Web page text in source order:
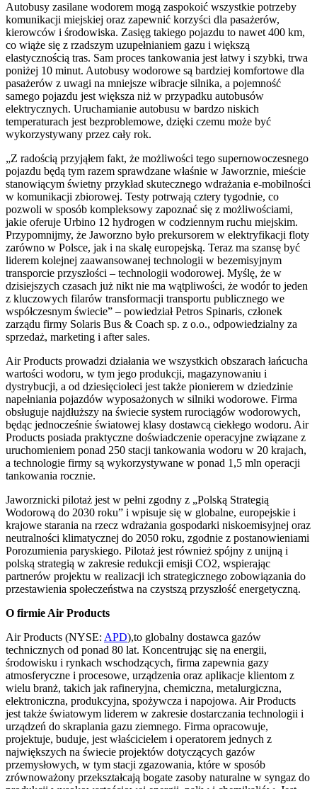
Autobusy zasilane wodorem mogą zaspokoić wszystkie potrzeby
komunikacji miejskiej oraz zapewnić korzyści dla pasażerów,
kierowców i środowiska. Zasięg takiego pojazdu to nawet 400 km,
co wiąże się z rzadszym uzupełnianiem gazu i większą
elastycznością tras. Sam proces tankowania jest łatwy i szybki, trwa
poniżej 10 minut. Autobusy wodorowe są bardziej komfortowe dla
pasażerów z uwagi na mniejsze wibracje silnika, a pojemność
samego pojazdu jest większa niż w przypadku autobusów
elektrycznych. Uruchamianie autobusu w bardzo niskich
temperaturach jest bezproblemowe, dzięki czemu może być
wykorzystywany przez cały rok.
„Z radością przyjąłem fakt, że możliwości tego supernowoczesnego
pojazdu będą tym razem sprawdzane właśnie w Jaworznie, mieście
stanowiącym świetny przykład skutecznego wdrażania e-mobilności
w komunikacji zbiorowej. Testy potrwają cztery tygodnie, co
pozwoli w sposób kompleksowy zapoznać się z możliwościami,
jakie oferuje Urbino 12 hydrogen w codziennym ruchu miejskim.
Przypomnijmy, że Jaworzno było prekursorem w elektryfikacji floty
zarówno w Polsce, jak i na skalę europejską. Teraz ma szansę być
liderem kolejnej zaawansowanej technologii w bezemisyjnym
transporcie przyszłości – technologii wodorowej. Myślę, że w
dzisiejszych czasach już nikt nie ma wątpliwości, że wodór to jeden
z kluczowych filarów transformacji transportu publicznego we
współczesnym świecie” – powiedział Petros Spinaris, członek
zarządu firmy Solaris Bus & Coach sp. z o.o., odpowiedzialny za
sprzedaż, marketing i after sales.
Air Products prowadzi działania we wszystkich obszarach łańcucha
wartości wodoru, w tym jego produkcji, magazynowaniu i
dystrybucji, a od dziesięcioleci jest także pionierem w dziedzinie
napełniania pojazdów wyposażonych w silniki wodorowe. Firma
obsługuje najdłuższy na świecie system rurociągów wodorowych,
będąc jednocześnie światowej klasy dostawcą ciekłego wodoru. Air
Products posiada praktyczne doświadczenie operacyjne związane z
uruchomieniem ponad 250 stacji tankowania wodoru w 20 krajach,
a technologie firmy są wykorzystywane w ponad 1,5 mln operacji
tankowania rocznie.
Jaworznicki pilotaż jest w pełni zgodny z „Polską Strategią
Wodorową do 2030 roku” i wpisuje się w globalne, europejskie i
krajowe starania na rzecz wdrażania gospodarki niskoemisyjnej oraz
neutralności klimatycznej do 2050 roku, zgodnie z postanowieniami
Porozumienia paryskiego. Pilotaż jest również spójny z unijną i
polską strategią w zakresie redukcji emisji CO2, wspierając
partnerów projektu w realizacji ich strategicznego zobowiązania do
przestawienia społeczeństwa na czystszą przyszłość energetyczną.
O firmie Air Products
Air Products (NYSE: APD),to globalny dostawca gazów
technicznych od ponad 80 lat. Koncentrując się na energii,
środowisku i rynkach wschodzących, firma zapewnia gazy
atmosferyczne i procesowe, urządzenia oraz aplikacje klientom z
wielu branż, takich jak rafineryjna, chemiczna, metalurgiczna,
elektroniczna, produkcyjna, spożywcza i napojowa. Air Products
jest także światowym liderem w zakresie dostarczania technologii i
urządzeń do skraplania gazu ziemnego. Firma opracowuje,
projektuje, buduje, jest właścicielem i operatorem jednych z
największych na świecie projektów dotyczących gazów
przemysłowych, w tym stacji zgazowania, które w sposób
zrównoważony przekształcają bogate zasoby naturalne w syngaz do